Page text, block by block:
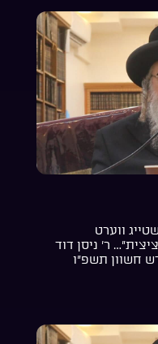
ווערט
ר’ ניסן דוד
חשוון תשפ”ו